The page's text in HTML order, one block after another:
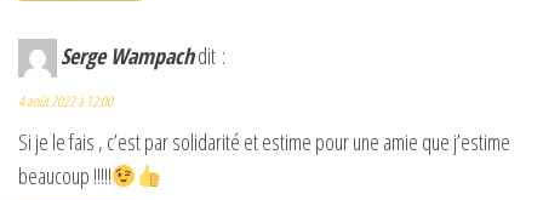
Serge Wampachdit :
4 août 2022 à 12:00
Si je le fais , c’est par solidarité et estime pour une amie que j’estime
beaucoup !!!!!